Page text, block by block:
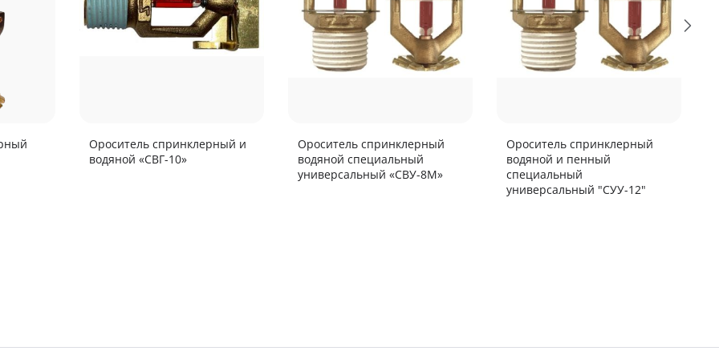
Ороситель спринклерный и
водяной «СВГ-10»
Ороситель спринклерный
водяной специальный
универсальный «СВУ-8М»
Ороситель спринклерный
водяной и пенный
специальный
универсальный "СУУ-12"